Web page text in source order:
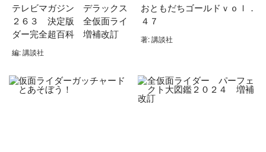
テレビマガジン デラックス
２６３ 決定版 全仮面ライ
ダー完全超百科 増補改訂
編: 講談社
おともだちゴールドｖｏｌ．
４７
著: 講談社